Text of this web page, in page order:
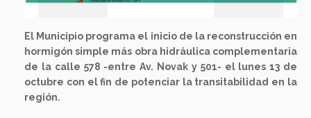
El Municipio programa el inicio de la reconstrucción en
hormigón simple más obra hidráulica complementaria
de la calle 578 -entre Av. Novak y 501- el lunes 13 de
octubre con el fin de potenciar la transitabilidad en la
región.